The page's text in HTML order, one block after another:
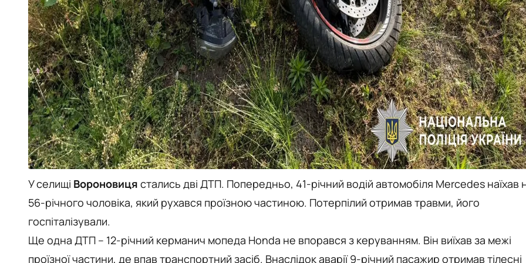
У селищі Вороновиця стались дві ДТП. Попередньо, 41-річний водій автомобіля Mercedes наїхав
56-річного чоловіка, який рухався проїзною частиною. Потерпілий отримав травми, його
госпіталізували.
Ще одна ДТП – 12-річний керманич мопеда Honda не впорався з керуванням. Він виїхав за межі
проїзної частини, де впав транспортний засіб. Внаслідок аварії 9-річний пасажир отримав тілесні